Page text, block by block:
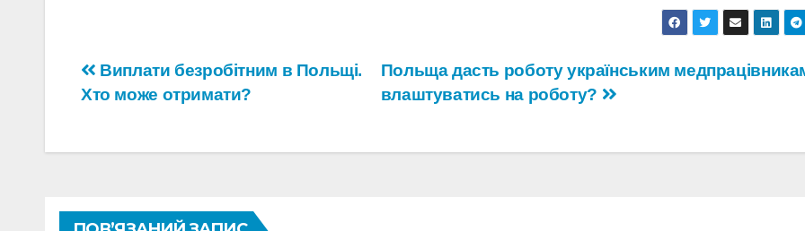
Навігація
записів
Польща дасть роботу українським
влаштуватись на роботу?
Виплати безробітним в Польщі.
Хто може отримати?